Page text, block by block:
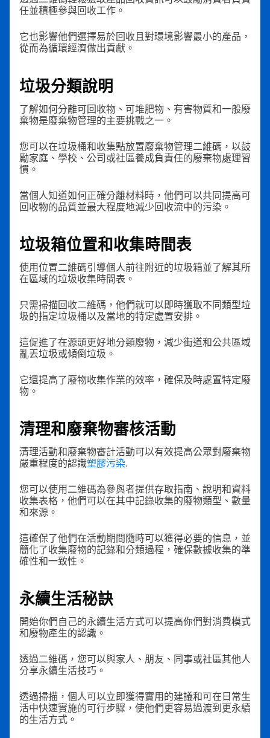
任並積極參與回收工作。
它也影響他們選擇易於回收且對環境影響最小的產品，
從而為循環經濟做出貢獻。
垃圾分類說明
了解如何分離可回收物、可堆肥物、有害物質和一般廢
棄物是廢棄物管理的主要挑戰之一。
您可以在垃圾桶和收集點放置廢棄物管理二維碼，以鼓
勵家庭、學校、公司或社區養成負責任的廢棄物處理習
慣。
當個人知道如何正確分離材料時，他們可以共同提高可
回收物的品質並最大程度地減少回收流中的污染。
垃圾箱位置和收集時間表
使用位置二維碼引導個人前往附近的垃圾箱並了解其所
在區域的垃圾收集時間表。
只需掃描回收二維碼，他們就可以即時獲取不同類型垃
圾的指定垃圾桶以及當地的特定處置安排。
這促進了在源頭更好地分類廢物，減少街道和公共區域
亂丟垃圾或傾倒垃圾。
它還提高了廢物收集作業的效率，確保及時處置特定廢
物。
清理和廢棄物審核活動
清理活動和廢棄物審計活動可以有效提高公眾對廢棄物
嚴重程度的認識塑膠污染.
您可以使用二維碼為參與者提供存取指南、說明和資料
收集表格，他們可以在其中記錄收集的廢物類型、數量
和來源。
這確保了他們在活動期間隨時可以獲得必要的信息，並
簡化了收集廢物的記錄和分類過程，確保數據收集的準
確性和一致性。
永續生活秘訣
開始你們自己的永續生活方式可以提高你們對消費模式
和廢物產生的認識。
透過二維碼，您可以與家人、朋友、同事或社區其他人
分享永續生活技巧。
透過掃描，個人可以立即獲得實用的建議和可在日常生
活中快速實施的可行步驟，使他們更容易過渡到更永續
的生活方式。